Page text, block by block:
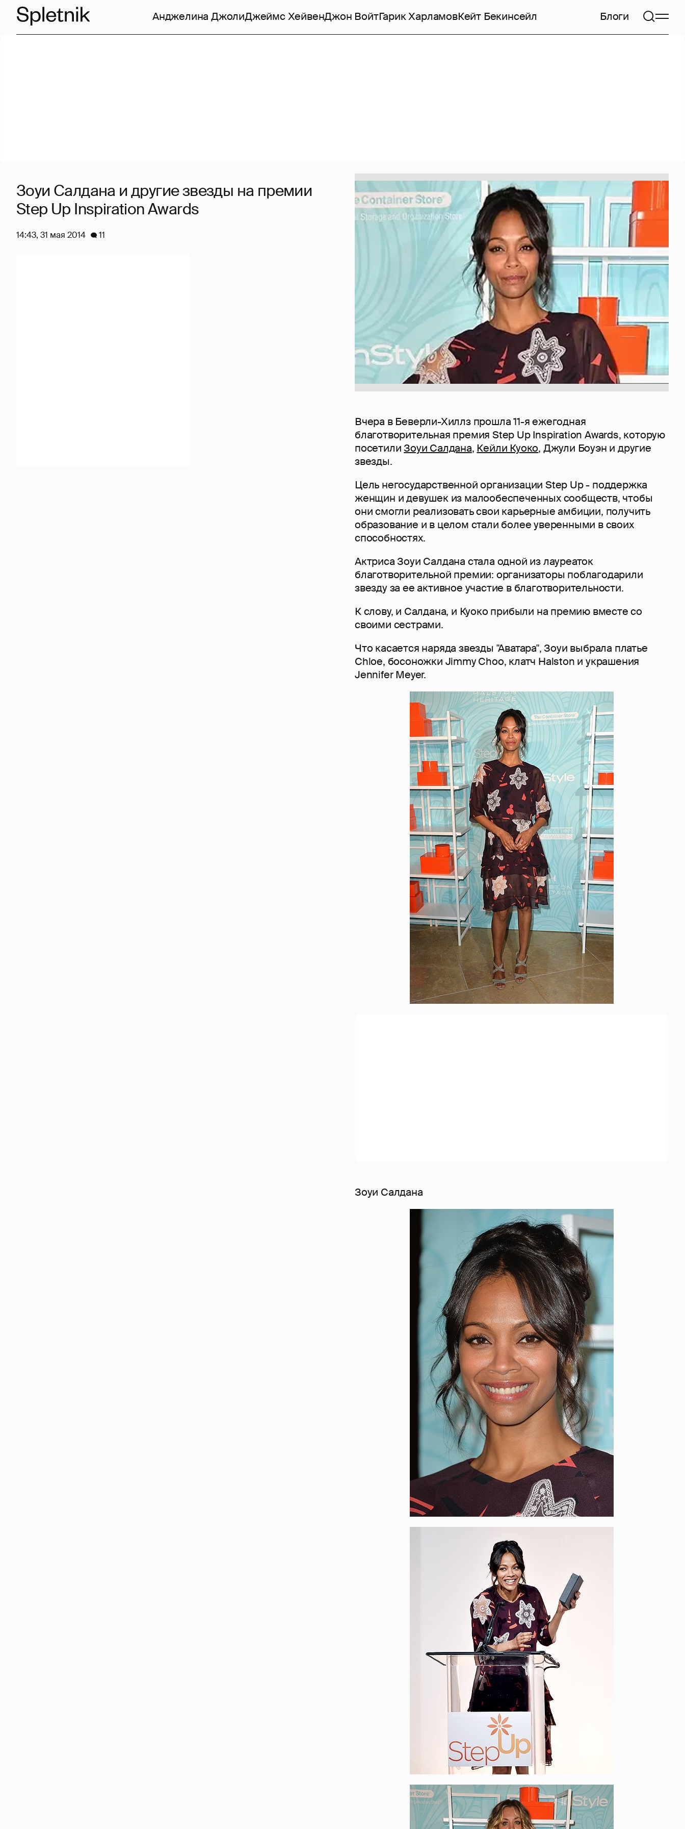
Анджелина ДжолиДжеймс ХейвенДжон ВойтГарик ХарламовКейт Бекинсейл Блоги
Вчера в Беверли-Хиллз прошла 11-я ежегодная
благотворительная премия Step Up Inspiration Awards, которую
посетили Зоуи Салдана, Кейли Куоко, Джули Боуэн и другие
звезды.
Цель негосударственной организации Step Up - поддержка
женщин и девушек из малообеспеченных сообществ, чтобы
они смогли реализовать свои карьерные амбиции, получить
образование и в целом стали более уверенными в своих
способностях.
Актриса Зоуи Салдана стала одной из лауреаток
благотворительной премии: организаторы поблагодарили
звезду за ее активное участие в благотворительности.
К слову, и Салдана, и Куоко прибыли на премию вместе со
своими сестрами.
Что касается наряда звезды "Аватара", Зоуи выбрала платье
Chloe, босоножки Jimmy Choo, клатч Halston и украшения
Jennifer Meyer.
Зоуи Салдана
Зоуи Салдана и другие звезды на премии
Step Up Inspiration Awards
14:43, 31 мая 2014 11